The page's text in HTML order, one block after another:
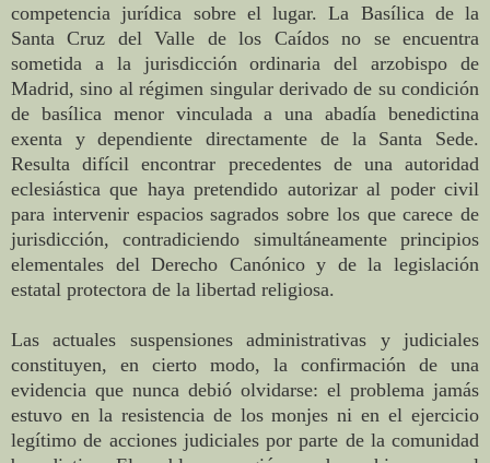
competencia jurídica sobre el lugar. La Basílica de la
Santa Cruz del Valle de los Caídos no se encuentra
sometida a la jurisdicción ordinaria del arzobispo de
Madrid, sino al régimen singular derivado de su condición
de basílica menor vinculada a una abadía benedictina
exenta y dependiente directamente de la Santa Sede.
Resulta difícil encontrar precedentes de una autoridad
eclesiástica que haya pretendido autorizar al poder civil
para intervenir espacios sagrados sobre los que carece de
jurisdicción, contradiciendo simultáneamente principios
elementales del Derecho Canónico y de la legislación
estatal protectora de la libertad religiosa.
Las actuales suspensiones administrativas y judiciales
constituyen, en cierto modo, la confirmación de una
evidencia que nunca debió olvidarse: el problema jamás
estuvo en la resistencia de los monjes ni en el ejercicio
legítimo de acciones judiciales por parte de la comunidad